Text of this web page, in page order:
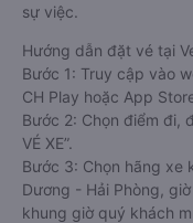
sự việc.
Hướng dẫn đặt vé tại
Bước 1: Truy cập vào
CH Play hoặc App
Bước 2: Chọn điểm đi,
VÉ XE”.
Bước 3: Chọn hãng xe
Dương - Hải Phòng,
khung giờ quý khách